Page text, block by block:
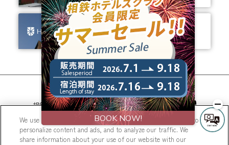
ビジネスからレジャーまで、
幅広く選ばれるホテルへ。
相鉄ホテルズ 公式SNS
We use cookies to improve your experience on our website, to
personalize content and ads, and to analyze our traffic. We
share information about your use of our website with our